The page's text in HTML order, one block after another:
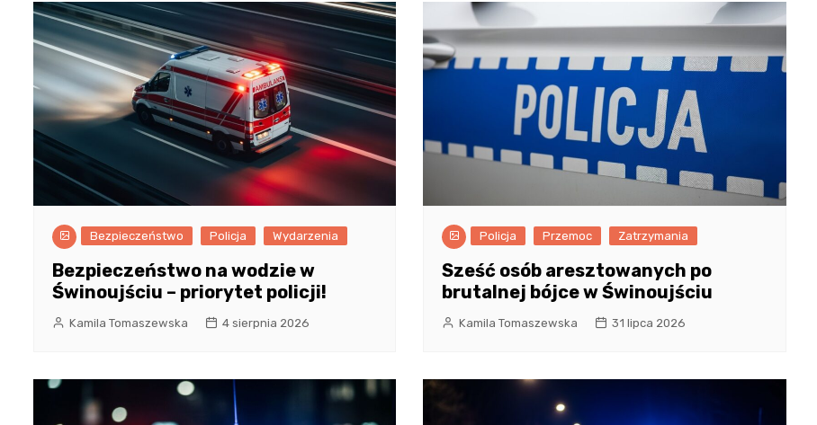
Bezpieczeństwo Policja Wydarzenia
Bezpieczeństwo na wodzie w
Świnoujściu – priorytet policji!
Kamila Tomaszewska 4 sierpnia 2026
Policja Przemoc Zatrzymania
Sześć osób aresztowanych po
brutalnej bójce w Świnoujściu
Kamila Tomaszewska 31 lipca 2026